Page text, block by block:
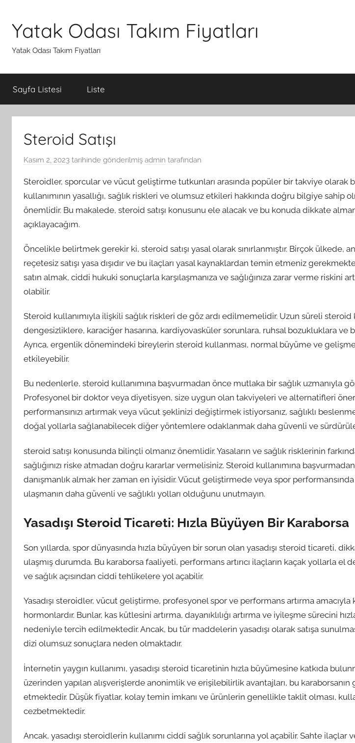
Yatak Odası Takım Fiyatları
Yatak Odası Takım Fiyatları
Sayfa Listesi Liste
Steroid Satışı
Kasım 2, 2023 tarihinde gönderilmiş admin tarafından
Steroidler, sporcular ve vücut geliştirme tutkunları arasında popüler bir takviye olarak
kullanımının yasallığı, sağlık riskleri ve olumsuz etkileri hakkında doğru bilgiye sahip
önemlidir. Bu makalede, steroid satışı konusunu ele alacak ve bu konuda dikkate
açıklayacağım.
Öncelikle belirtmek gerekir ki, steroid satışı yasal olarak sınırlanmıştır. Birçok ülkede,
reçetesiz satışı yasa dışıdır ve bu ilaçları yasal kaynaklardan temin etmeniz
satın almak, ciddi hukuki sonuçlarla karşılaşmanıza ve sağlığınıza zarar verme riskini
olabilir.
Steroid kullanımıyla ilişkili sağlık riskleri de göz ardı edilmemelidir. Uzun süreli steroid
dengesizliklere, karaciğer hasarına, kardiyovasküler sorunlara, ruhsal bozukluklara ve
Ayrıca, ergenlik dönemindeki bireylerin steroid kullanması, normal büyüme ve
etkileyebilir.
Bu nedenlerle, steroid kullanımına başvurmadan önce mutlaka bir sağlık uzmanıyla
Profesyonel bir doktor veya diyetisyen, size uygun olan takviyeleri ve alternatifleri
performansınızı artırmak veya vücut şeklinizi değiştirmek istiyorsanız, sağlıklı
doğal yollarla sağlanabilecek diğer yöntemlere odaklanmak daha güvenli ve
steroid satışı konusunda bilinçli olmanız önemlidir. Yasaların ve sağlık risklerinin
sağlığınızı riske atmadan doğru kararlar vermelisiniz. Steroid kullanımına
danışmanlık almak her zaman en iyisidir. Vücut geliştirmede veya spor
ulaşmanın daha güvenli ve sağlıklı yolları olduğunu unutmayın.
Yasadışı Steroid Ticareti: Hızla Büyüyen Bir Karaborsa
Son yıllarda, spor dünyasında hızla büyüyen bir sorun olan yasadışı steroid ticareti,
ulaşmış durumda. Bu karaborsa faaliyeti, performans artırıcı ilaçların kaçak yollarla el
ve sağlık açısından ciddi tehlikelere yol açabilir.
Yasadışı steroidler, vücut geliştirme, profesyonel spor ve performans artırma amacıyla
hormonlardır. Bunlar, kas kütlesini artırma, dayanıklılığı artırma ve iyileşme sürecini
nedeniyle tercih edilmektedir. Ancak, bu tür maddelerin yasadışı olarak satışa
dizi olumsuz sonuçlara neden olmaktadır.
İnternetin yaygın kullanımı, yasadışı steroid ticaretinin hızla büyümesine katkıda
üzerinden yapılan alışverişlerde anonimlik ve erişilebilirlik avantajları, bu
etmektedir. Düşük fiyatlar, kolay temin imkanı ve ürünlerin genellikle taklit olması,
cezbetmektedir.
Ancak, yasadışı steroidlerin kullanımı ciddi sağlık sorunlarına yol açabilir. Sahte ilaçlar